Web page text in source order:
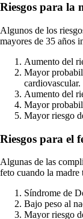
Riesgos para la
Algunos de los
mayores de 35 años
Aumento del
Mayor
cardiovascular.
Aumento del
Mayor
Mayor riesgo
Riesgos para el
Algunas de las
feto cuando la madre
Síndrome de
Bajo peso al
Mayor riesgo